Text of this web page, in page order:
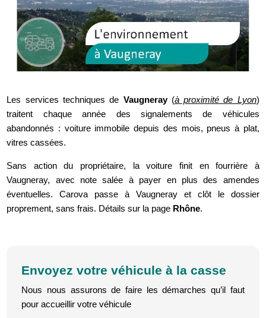
Les services techniques de Vaugneray(à proximité de Lyon)
traitent chaque année des signalements de véhicules
abandonnés : voiture immobile depuis des mois, pneus à plat,
vitres cassées.
Sans action du propriétaire, la voiture finit en fourrière à
Vaugneray, avec note salée à payer en plus des amendes
éventuelles. Carova passe à Vaugneray et clôt le dossier
proprement, sans frais. Détails sur la page Rhône.
Envoyez votre véhicule à la casse
Nous nous assurons de faire les démarches qu’il faut
pour accueillir votre véhicule